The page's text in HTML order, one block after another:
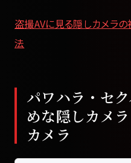
盗撮AVに見る隠しカメラ
法
パワハラ・セ
めな隠しカメ
カメラ